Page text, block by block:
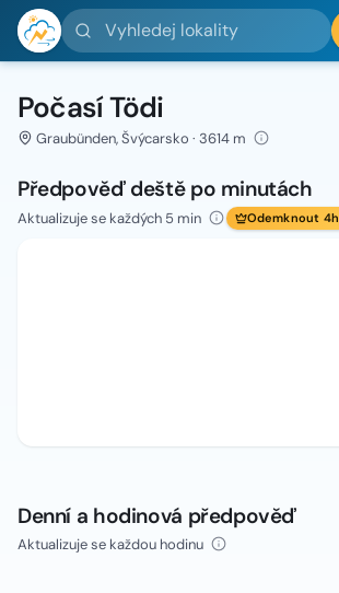
Vyhledej lokality
Počasí Tödi
Graubünden, Švýcarsko · 3614 m
Předpověď deště po minutách
Aktualizuje se každých 5 min Odemknout 4h
Denní a hodinová předpověď
Aktualizuje se každou hodinu